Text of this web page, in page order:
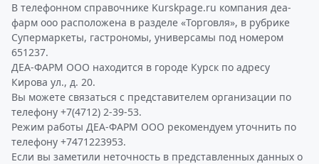
В телефонном справочнике Kurskpage.ru компания деа-
фарм ооо расположена в разделе «Торговля», в рубрике
Супермаркеты, гастрономы, универсамы под номером
651237.
ДЕА-ФАРМ ООО находится в городе Курск по адресу
Кирова ул., д. 20.
Вы можете связаться с представителем организации по
телефону +7(4712) 2-39-53.
Режим работы ДЕА-ФАРМ ООО рекомендуем уточнить по
телефону +7471223953.
Если вы заметили неточность в представленных данных о